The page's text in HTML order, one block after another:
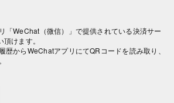
「WeChat（微信）」で提供されている決済サー
けます。
歴からWeChatアプリにてQRコードを読み取り、